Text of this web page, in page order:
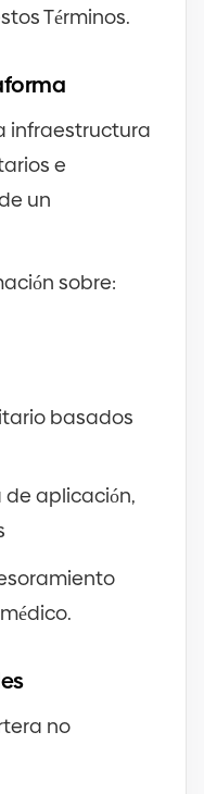
Términos.
infraestructura
e
un
sobre:
basados
aplicación,
no